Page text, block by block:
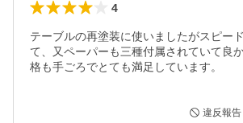
4
テーブルの再塗装に使いましたがスピー
て、又ペーパーも三種付属されていて良
格も手ごろでとても満足しています。
違反報告